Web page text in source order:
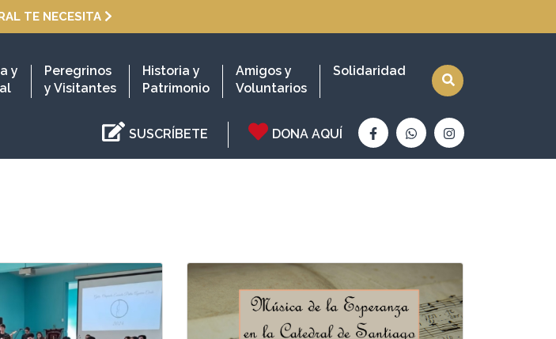
TE NECESITA
SUSCRÍBETE DONA AQUÍ
y
Peregrinos
y Visitantes
Historia y
Patrimonio
Amigos y
Voluntarios
Solidaridad